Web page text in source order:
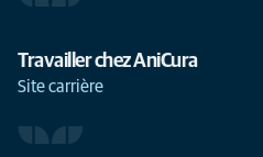
Travailler chez AniCura
Site carrière